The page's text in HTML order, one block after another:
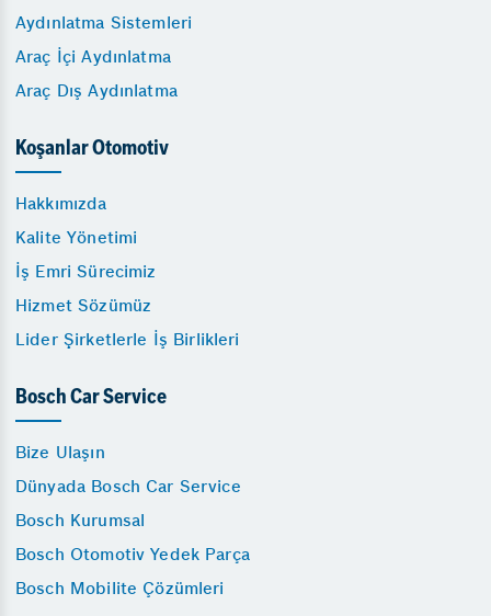
Aydınlatma Sistemleri
Araç İçi Aydınlatma
Araç Dış Aydınlatma
Koşanlar Otomotiv
Hakkımızda
Kalite Yönetimi
İş Emri Sürecimiz
Hizmet Sözümüz
Lider Şirketlerle İş Birlikleri
Bosch Car Service
Bize Ulaşın
Dünyada Bosch Car Service
Bosch Kurumsal
Bosch Otomotiv Yedek Parça
Bosch Mobilite Çözümleri